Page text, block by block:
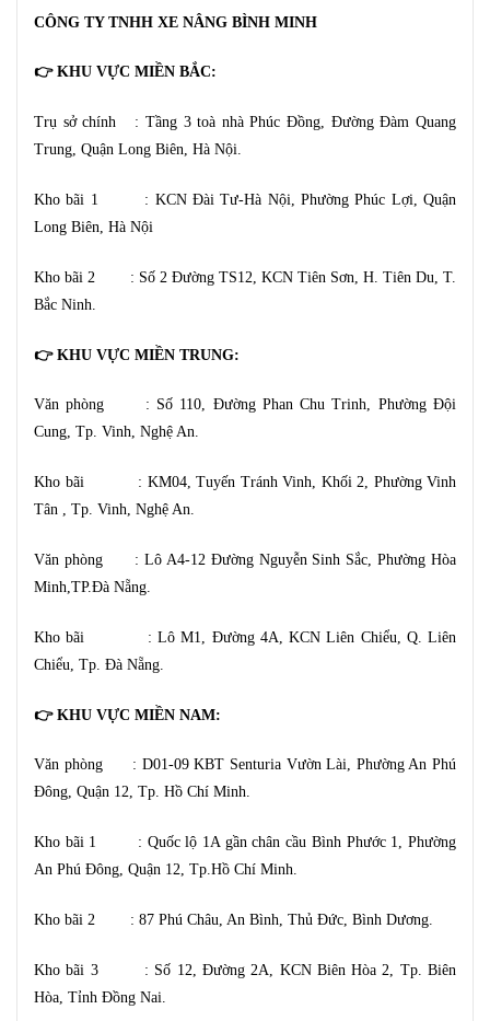
CÔNG TY TNHH XE NÂNG BÌNH MINH
👉 KHU VỰC MIỀN BẮC:
Trụ sở chính : Tầng 3 toà nhà Phúc Đồng, Đường Đàm Quang
Trung, Quận Long Biên, Hà Nội.
Kho bãi 1 : KCN Đài Tư-Hà Nội, Phường Phúc Lợi, Quận
Long Biên, Hà Nội
Kho bãi 2 : Số 2 Đường TS12, KCN Tiên Sơn, H. Tiên Du, T.
Bắc Ninh.
👉 KHU VỰC MIỀN TRUNG:
Văn phòng : Số 110, Đường Phan Chu Trinh, Phường Đội
Cung, Tp. Vinh, Nghệ An.
Kho bãi : KM04, Tuyến Tránh Vinh, Khối 2, Phường Vinh
Tân , Tp. Vinh, Nghệ An.
Văn phòng : Lô A4-12 Đường Nguyễn Sinh Sắc, Phường Hòa
Minh,TP.Đà Nẵng.
Kho bãi : Lô M1, Đường 4A, KCN Liên Chiểu, Q. Liên
Chiểu, Tp. Đà Nẵng.
👉 KHU VỰC MIỀN NAM:
Văn phòng : D01-09 KBT Senturia Vườn Lài, Phường An Phú
Đông, Quận 12, Tp. Hồ Chí Minh.
Kho bãi 1 : Quốc lộ 1A gần chân cầu Bình Phước 1, Phường
An Phú Đông, Quận 12, Tp.Hồ Chí Minh.
Kho bãi 2 : 87 Phú Châu, An Bình, Thủ Đức, Bình Dương.
Kho bãi 3 : Số 12, Đường 2A, KCN Biên Hòa 2, Tp. Biên
Hòa, Tỉnh Đồng Nai.